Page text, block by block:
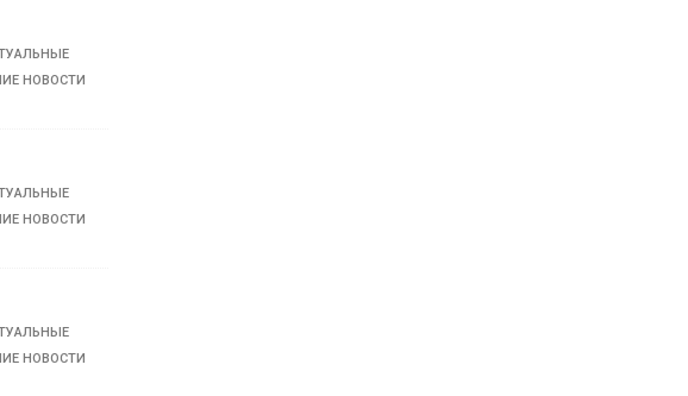
НОВОСТИ
НОВОСТИ
НОВОСТИ